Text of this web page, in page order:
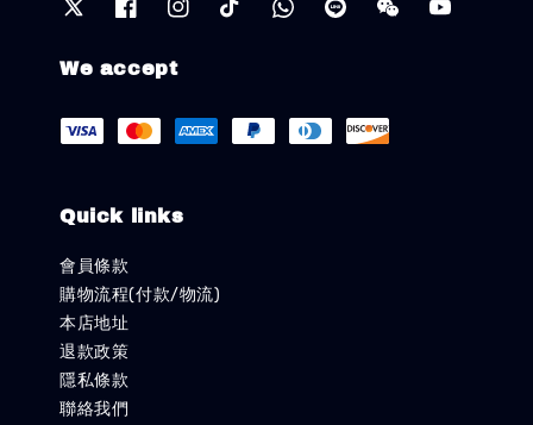
We accept
Quick links
會員條款
購物流程(付款/物流)
本店地址
退款政策
隱私條款
聯絡我們